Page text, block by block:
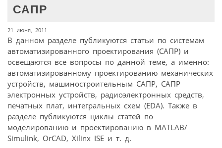
САПР
21 июня, 2011
В данном разделе публикуются статьи по системам
автоматизированного проектирования (САПР) и
освещаются все вопросы по данной теме, а именно:
автоматизированному проектированию механических
устройств, машиностроительным САПР, САПР
электронных устройств, радиоэлектронных средств,
печатных плат, интегральных схем (EDA). Также в
разделе публикуются циклы статей по
моделированию и проектированию в MATLAB/
Simulink, OrCAD, Xilinx ISE и т. д.